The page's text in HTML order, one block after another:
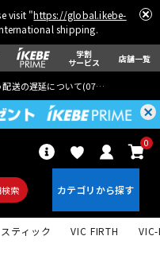
visit "https://global.ikebe-
shipping.
学割
サービス 店舗一覧
配送の遅延について(07月29日
索
0
スティック VIC FIRTH